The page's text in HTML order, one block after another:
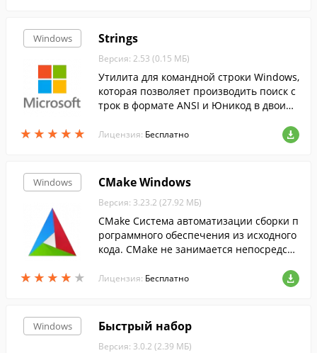
Windows
★ ★ ★ ★ ★
★ ★ ★ ★ ★
Strings
Версия: 2.53 (0.15 МБ)
Утилита для командной строки Windows,
которая позволяет производить поиск с
трок в формате ANSI и Юникод в двоичн
Лицензия: Бесплатно
Windows
★ ★ ★ ★ ★
★ ★ ★ ★ ★
CMake Windows
Версия: 3.23.2 (27.92 МБ)
CMake Система автоматизации сборки п
рограммного обеспечения из исходного
кода. CMake не занимается непосредств
управления сборкой из файлов.
Лицензия: Бесплатно
Windows Быстрый набор
Версия: 3.0.2 (2.39 МБ)